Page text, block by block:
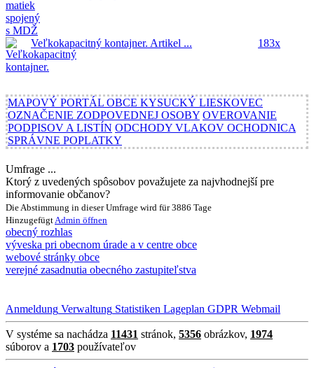
Veľkokapacitný kontajner. Artikel ... 183x
MAPOVÝ PORTÁL OBCE KYSUCKÝ LIESKOVEC
OZNAČENIE ZODPOVEDNEJ OSOBY OVEROVANIE
PODPISOV A LISTÍN ODCHODY VLAKOV OCHODNICA
SPRÁVNE POPLATKY
Umfrage ...
Ktorý z uvedených spôsobov považujete za najvhodnejší pre
informovanie občanov?
Die Abstimmung in dieser Umfrage wird für 3886 Tage
HinzugefügtAdmin öffnen
obecný rozhlas
výveska pri obecnom úrade a v centre obce
webové stránky obce
verejné zasadnutia obecného zastupiteľstva
Anmeldung Verwaltung Statistiken Lageplan GDPR Webmail
V systéme sa nachádza 11431 stránok, 5356 obrázkov, 1974
súborov a 1703 používateľov